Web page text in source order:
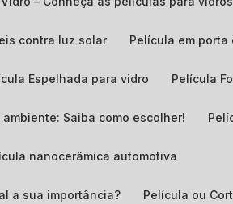
contra luz solar Película em
Espelhada para vidro Película
ambiente: Saiba como escolher!
nanocerâmica automotiva
a sua importância? Película ou